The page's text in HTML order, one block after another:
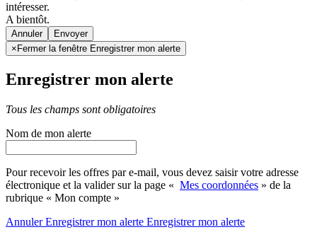
intéresser.
A bientôt.
Annuler
× Fermer la fenêtre Enregistrer mon alerte
Enregistrer mon alerte
Tous les champs sont obligatoires
Nom de mon alerte
Pour recevoir les offres par e-mail, vous devez saisir votre adresse
électronique et la valider sur la page « Mes coordonnées » de la
rubrique « Mon compte »
AnnulerEnregistrer mon alerte Enregistrermon alerte